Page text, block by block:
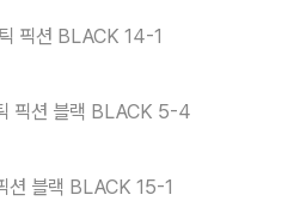
픽션 BLACK 14-1
픽션 블랙 BLACK 5-4
션 블랙 BLACK 15-1